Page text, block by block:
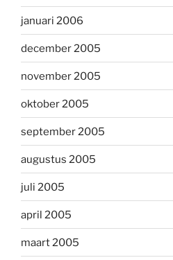
januari 2006
december 2005
november 2005
oktober 2005
september 2005
augustus 2005
juli 2005
april 2005
maart 2005